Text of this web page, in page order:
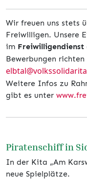
Wir freuen uns stets
Freiwilligen. Unsere
im Freiwilligendienst
Bewerbungen
Weitere Infos zu
gibt es unter
Piratenschiff in
In der Kita „Am
neue Spielplätze.